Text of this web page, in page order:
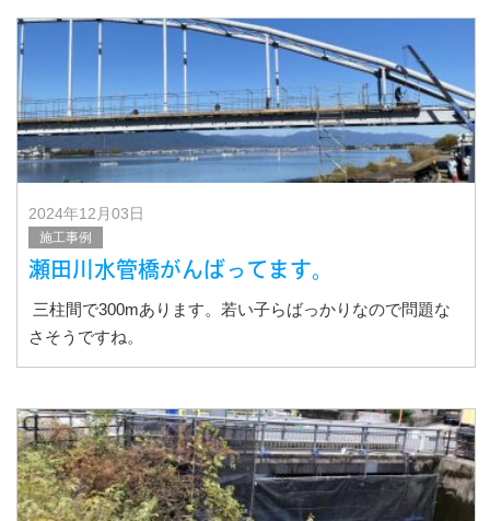
2024年12月03日
施工事例
瀬田川水管橋がんばってます。
三柱間で300mあります。若い子らばっかりなので問題な
さそうですね。